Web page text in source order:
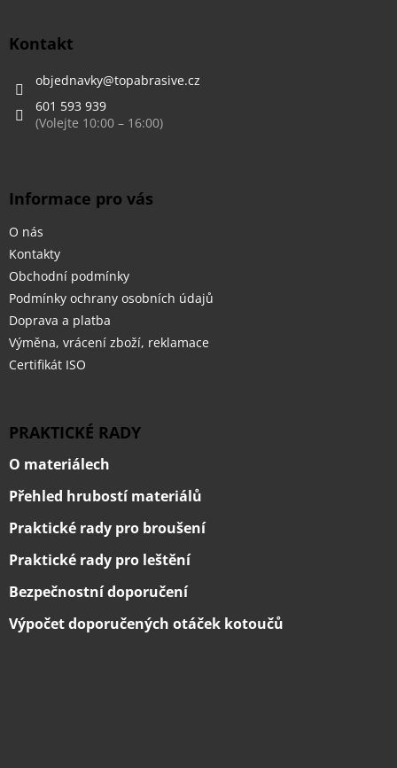
p
Kontakt
objednavky@topabrasive.cz
601 593 939
Informace pro vás
O nás
Kontakty
Obchodní podmínky
Podmínky ochrany osobních údajů
Doprava a platba
Výměna, vrácení zboží, reklamace
Certifikát ISO
PRAKTICKÉ RADY
O materiálech
Přehled hrubostí materiálů
Praktické rady pro broušení
Praktické rady pro leštění
Bezpečnostní doporučení
Výpočet doporučených otáček kotoučů